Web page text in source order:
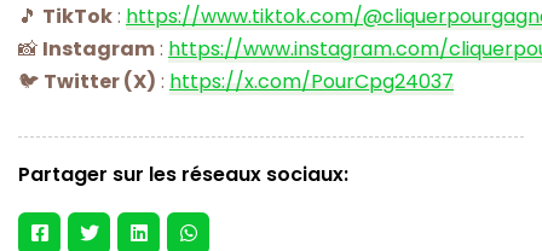
🎵 TikTok: https://www.tiktok.com/
📸 Instagram: https://www.instagram.com/
🐦 Twitter (X) : https://x.com/PourCpg24037
Partager sur les réseaux sociaux: